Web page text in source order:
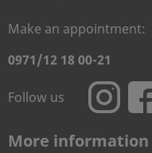
Make an appointment:
0971/12 18 00-21
Follow us
More information